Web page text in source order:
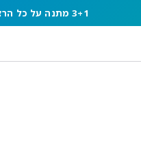
3+1 מתנה על כל הרצועות והאביזרים לשעונים חכמים